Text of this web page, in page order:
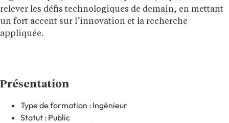
relever les défis technologiques de demain, en mettant
un fort accent sur l’innovation et la recherche
appliquée.
Présentation
Type de formation : Ingénieur
Statut : Public